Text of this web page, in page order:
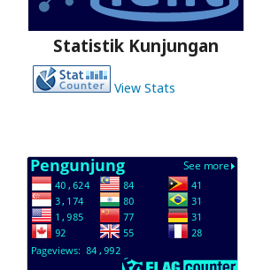
Statistik Kunjungan
View Stats